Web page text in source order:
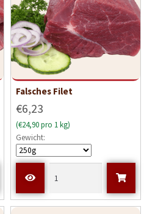
Falsches Filet
€6,23
(€24,90 pro 1 kg)
Gewicht: